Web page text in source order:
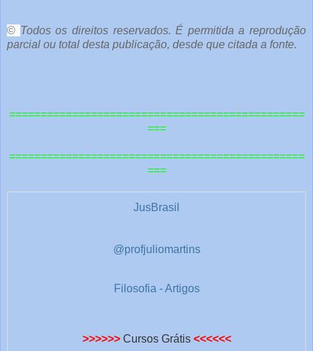
ê
u
a
1
© Todos os direitos reservados. É permitida a reprodução
parcial ou total desta publicação, desde que citada a fonte.
===============================================
===
===============================================
===
JusBrasil
@profjuliomartins
Filosofia - Artigos
>>>>>> Cursos Grátis <<<<<<